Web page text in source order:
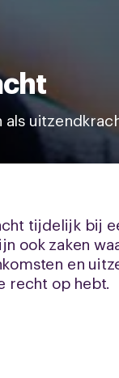
tijdelijk bij
ook zaken
en
recht op hebt.